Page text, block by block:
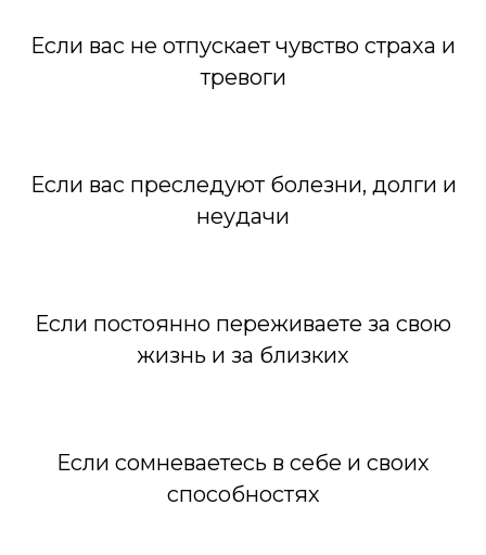
Если вас не отпускает чувство страха и
тревоги
Если вас преследуют болезни, долги и
неудачи
Если постоянно переживаете за свою
жизнь и за близких
Если сомневаетесь в себе и своих
способностях